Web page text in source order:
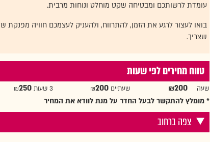
עומדת לרשותכם ומבטיחה שקט מוחלט ונוחות מרבית.
בואו לעצור לרגע את הזמן, להתרווח, ולהעניק לעצמכם חוויה מפנקת
שצריך.
טווח מחירים לפי שעות
שעה ₪200 שעתיים ₪ 200 3 שעות ₪ 250
* מומלץ להתקשר לבעל החדר על מנת לוודא את המחיר
צפה ברחוב